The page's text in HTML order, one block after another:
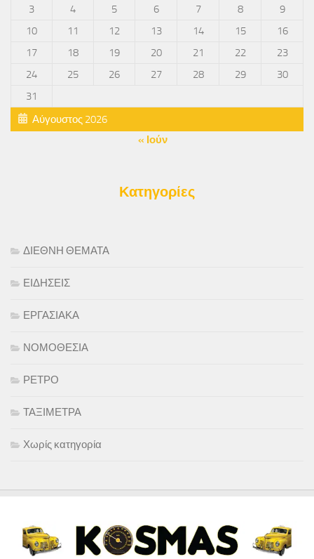
Αύγουστος 2026
3
4 5 6 7 8
9
10
11 12 13 14 15
16
17
18 19 20 21 22
23
24
25 26 27 28 29
30
31
« Ιούν
Κατηγορίες
ΔΙΕΘΝΗ ΘΕΜΑΤΑ
ΕΙΔΗΣΕΙΣ
ΕΡΓΑΣΙΑΚΑ
ΝΟΜΟΘΕΣΙΑ
ΡΕΤΡΟ
ΤΑΞΙΜΕΤΡΑ
Χωρίς κατηγορία